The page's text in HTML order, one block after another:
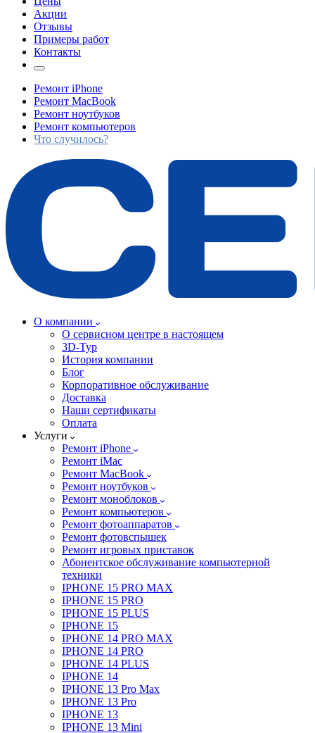
Акции
Отзывы
Примеры работ
Контакты
Ремонт iPhone
Ремонт MacBook
Ремонт ноутбуков
Ремонт компьютеров
Что случилось?
О компании
О сервисном центре в настоящем
3D-Тур
История компании
Блог
Корпоративное обслуживание
Доставка
Наши сертификаты
Оплата
Услуги
Ремонт iPhone
Ремонт iMac
Ремонт MacBook
Ремонт ноутбуков
Ремонт моноблоков
Ремонт компьютеров
Ремонт фотоаппаратов
Ремонт фотовспышек
Ремонт игровых приставок
Абонентское обслуживание компьютерной
техники
IPHONE 15 PRO MAX
IPHONE 15 PRO
IPHONE 15 PLUS
IPHONE 15
IPHONE 14 PRO MAX
IPHONE 14 PRO
IPHONE 14 PLUS
IPHONE 14
IPHONE 13 Pro Max
IPHONE 13 Pro
IPHONE 13
IPHONE 13 Mini